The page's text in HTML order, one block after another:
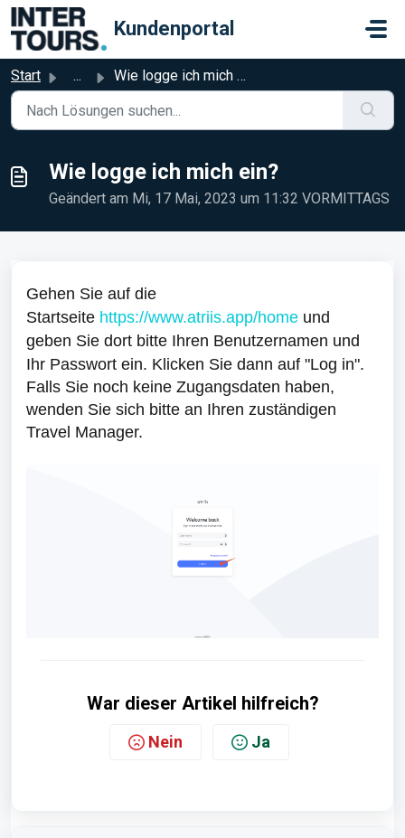
Zum hauptsächlichen Inhalt gehen
Kundenportal
Start ... Wie logge ich mich ein?
Wie logge ich mich ein?
Geändert am Mi, 17 Mai, 2023 um 11:32 VORMITTAGS
Gehen Sie auf die
Startseite https://www.atriis.app/home und
geben Sie dort bitte Ihren Benutzernamen und
Ihr Passwort ein. Klicken Sie dann auf "Log in".
Falls Sie noch keine Zugangsdaten haben,
wenden Sie sich bitte an Ihren zuständigen
Travel Manager.
War dieser Artikel hilfreich?
Nein Ja